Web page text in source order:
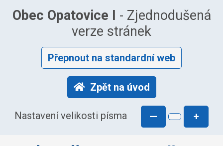
Obec Opatovice I - Zjednodušená
verze stránek
Přepnout na standardní web
Zpět na úvod
Nastavení velikosti písma — +